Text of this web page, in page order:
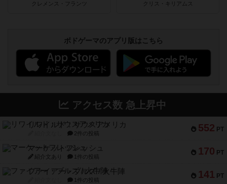
クレメンス・フランツ クリス・キリアムス
ボドゲーマのアプリ版はこちら
アクセス数 急上昇中
552 PT
リワイルド：サウスアメリカ
2件の投稿
170 PT
マーケットフレッシュ
紹介文あり 1件の投稿
141 PT
ファイアー・ブルズ / 火牛陣
1件の投稿